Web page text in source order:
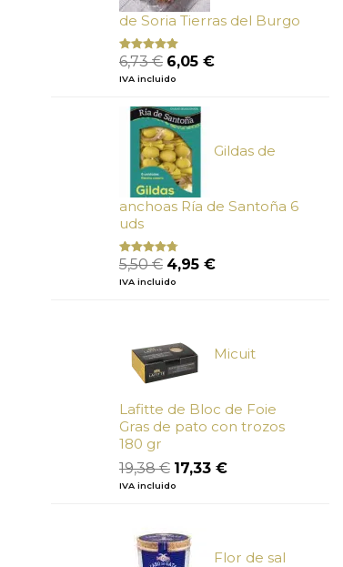
de Soria Tierras del Burgo
Valorado
con
de
5
6,73€ El
precio
era:
6,73 €.
6,05 €El
IVA incluido
Gildas de
anchoas Ría de Santoña 6
uds
Valorado
con
de 5
5,50€ El
precio
4,95 €El
IVA incluido
Micuit
Lafitte de Bloc de Foie
Gras de pato con trozos
180 gr
19,38€ El
precio
19,38 €.
17,33 €El
IVA incluido
Flor de sal